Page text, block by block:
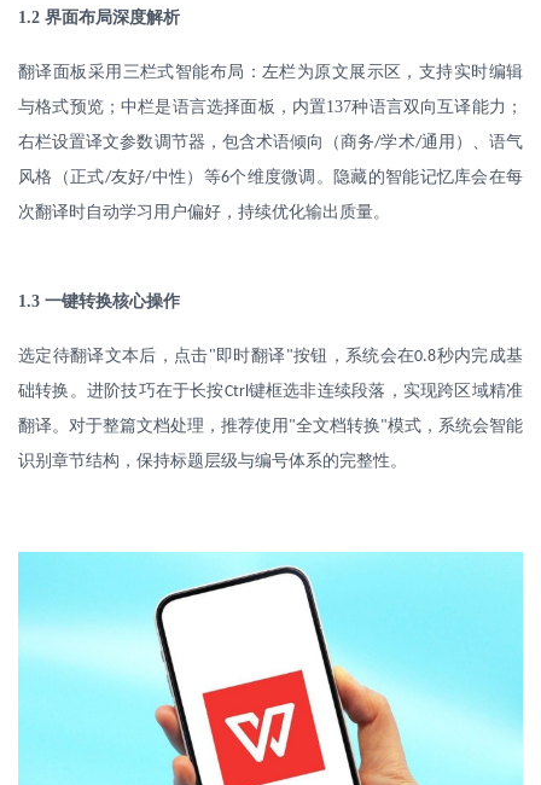
1.2 界面布局深度解析
翻译面板采用三栏式智能布局：左栏为原文展示区，支持实时编辑
与格式预览；中栏是语言选择面板，内置137种语言双向互译能力；
右栏设置译文参数调节器，包含术语倾向（商务/学术/通用）、语气
风格（正式/友好/中性）等6个维度微调。隐藏的智能记忆库会在每
次翻译时自动学习用户偏好，持续优化输出质量。
1.3 一键转换核心操作
选定待翻译文本后，点击"即时翻译 "按钮，系统会在0.8秒内完成基
础转换。进阶技巧在于长按Ctrl键框选非连续段落，实现跨区域精准
翻译。对于整篇文档处理，推荐使用 "全文档转换"模式，系统会智能
识别章节结构，保持标题层级与编号体系的完整性。